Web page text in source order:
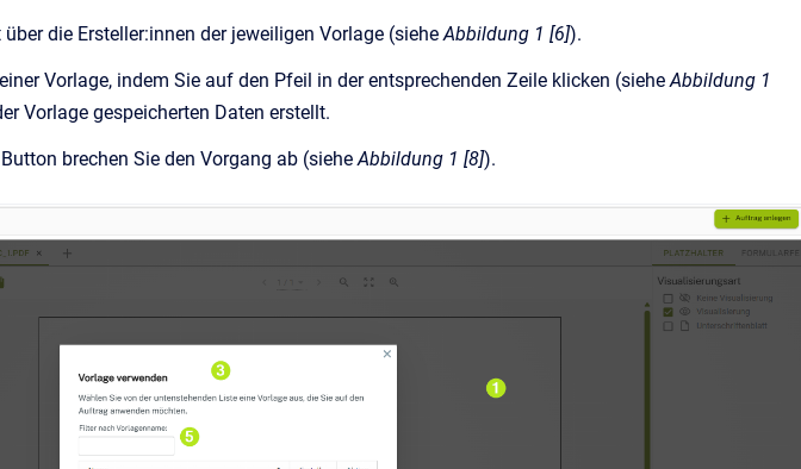
die Ersteller:innen der jeweiligen Vorlage (sieheAbbildung 1 [6]).
Vorlage, indem Sie auf den Pfeil in der entsprechenden Zeile klicken (sieheAbbildung 1
Vorlage gespeicherten Daten erstellt.
brechen Sie den Vorgang ab (sieheAbbildung 1 [8]).